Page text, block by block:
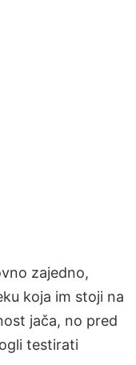
zajedno,
koja im stoji na
jača, no pred
testirati